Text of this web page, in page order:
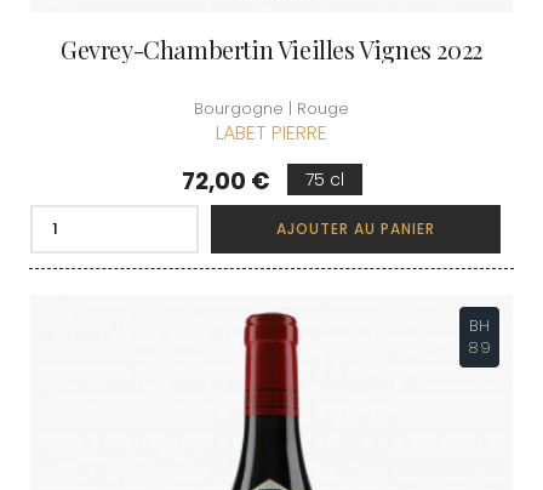
Gevrey-Chambertin Vieilles Vignes 2022
Bourgogne | Rouge
LABET PIERRE
Prix
72,00 € 75 cl
AJOUTER AU PANIER
BH
89